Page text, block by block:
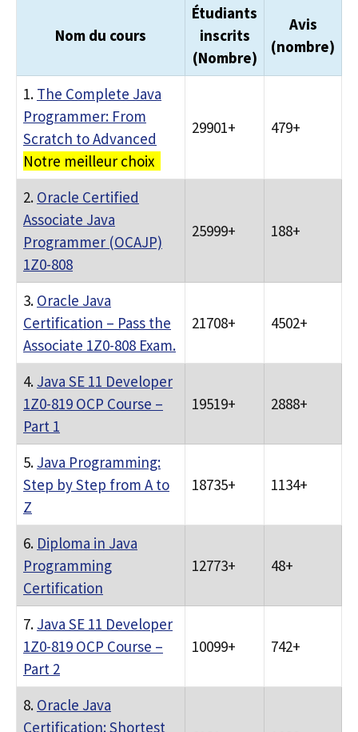
Nom du cours
Étudiants
inscrits
(Nombre)
Avis
(nombre)
1. The Complete Java
Programmer: From
Scratch to Advanced
Notre meilleur choix
29901+ 479+
2. Oracle Certified
Associate Java
Programmer (OCAJP)
1Z0-808
25999+ 188+
3. Oracle Java
Certification – Pass the
Associate 1Z0-808 Exam.
21708+ 4502+
4. Java SE 11 Developer
1Z0-819 OCP Course –
Part 1
19519+ 2888+
5. Java Programming:
Step by Step from A to
Z
18735+ 1134+
6. Diploma in Java
Programming
Certification
12773+ 48+
7. Java SE 11 Developer
1Z0-819 OCP Course –
Part 2
10099+ 742+
8. Oracle Java
Certification: Shortest